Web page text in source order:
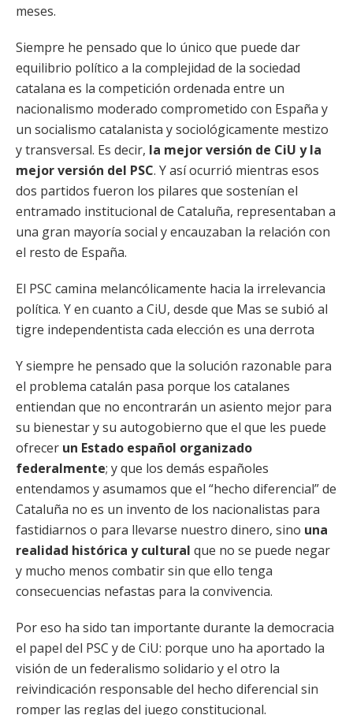
meses.
Siempre he pensado que lo único que puede dar
equilibrio político a la complejidad de la sociedad
catalana es la competición ordenada entre un
nacionalismo moderado comprometido con España y
un socialismo catalanista y sociológicamente mestizo
y transversal. Es decir, la mejor versión de CiU y la
mejor versión del PSC. Y así ocurrió mientras esos
dos partidos fueron los pilares que sostenían el
entramado institucional de Cataluña, representaban a
una gran mayoría social y encauzaban la relación con
el resto de España.
El PSC camina melancólicamente hacia la irrelevancia
política. Y en cuanto a CiU, desde que Mas se subió al
tigre independentista cada elección es una derrota
Y siempre he pensado que la solución razonable para
el problema catalán pasa porque los catalanes
entiendan que no encontrarán un asiento mejor para
su bienestar y su autogobierno que el que les puede
ofrecer un Estado español organizado
federalmente; y que los demás españoles
entendamos y asumamos que el “hecho diferencial” de
Cataluña no es un invento de los nacionalistas para
fastidiarnos o para llevarse nuestro dinero, sino una
realidad histórica y cultural que no se puede negar
y mucho menos combatir sin que ello tenga
consecuencias nefastas para la convivencia.
Por eso ha sido tan importante durante la democracia
el papel del PSC y de CiU: porque uno ha aportado la
visión de un federalismo solidario y el otro la
reivindicación responsable del hecho diferencial sin
romper las reglas del juego constitucional.